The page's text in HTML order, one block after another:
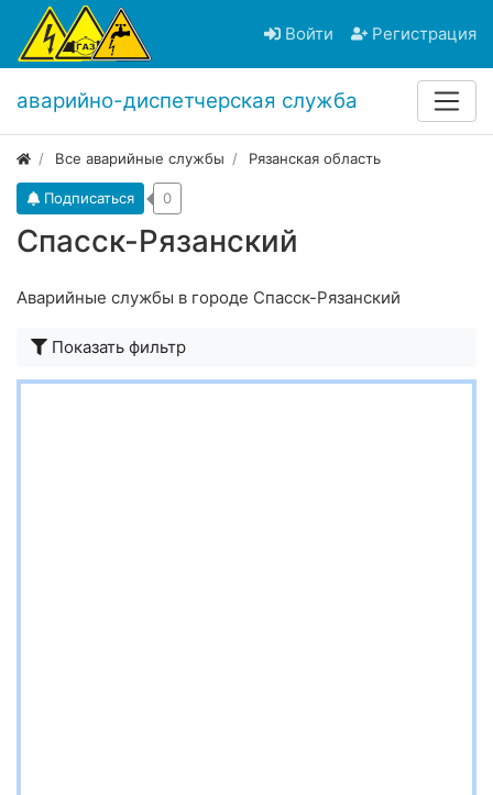
Войти Регистрация
аварийно-диспетчерская служба
Все аварийные службы Рязанская область
Спасск-Рязанский
Подписаться 0
Аварийные службы в городе Спасск-Рязанский
Показать фильтр